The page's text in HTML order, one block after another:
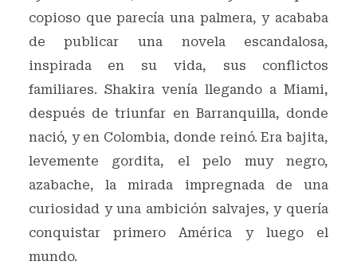
copioso que parecía una palmera, y acababa
de publicar una novela escandalosa,
inspirada en su vida, sus conflictos
familiares. Shakira venía llegando a Miami,
después de triunfar en Barranquilla, donde
nació, y en Colombia, donde reinó. Era bajita,
levemente gordita, el pelo muy negro,
azabache, la mirada impregnada de una
curiosidad y una ambición salvajes, y quería
conquistar primero América y luego el
mundo.